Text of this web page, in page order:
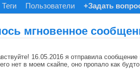
Теги Пользователи +Задать
мгновенное
16.05.2016 я отправила
его нет в моем скайпе, оно пропало как